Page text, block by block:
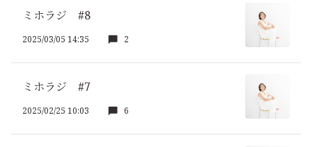
ミホラジ #8
2025/03/05 14:35 2
ミホラジ #7
2025/02/25 10:03 6